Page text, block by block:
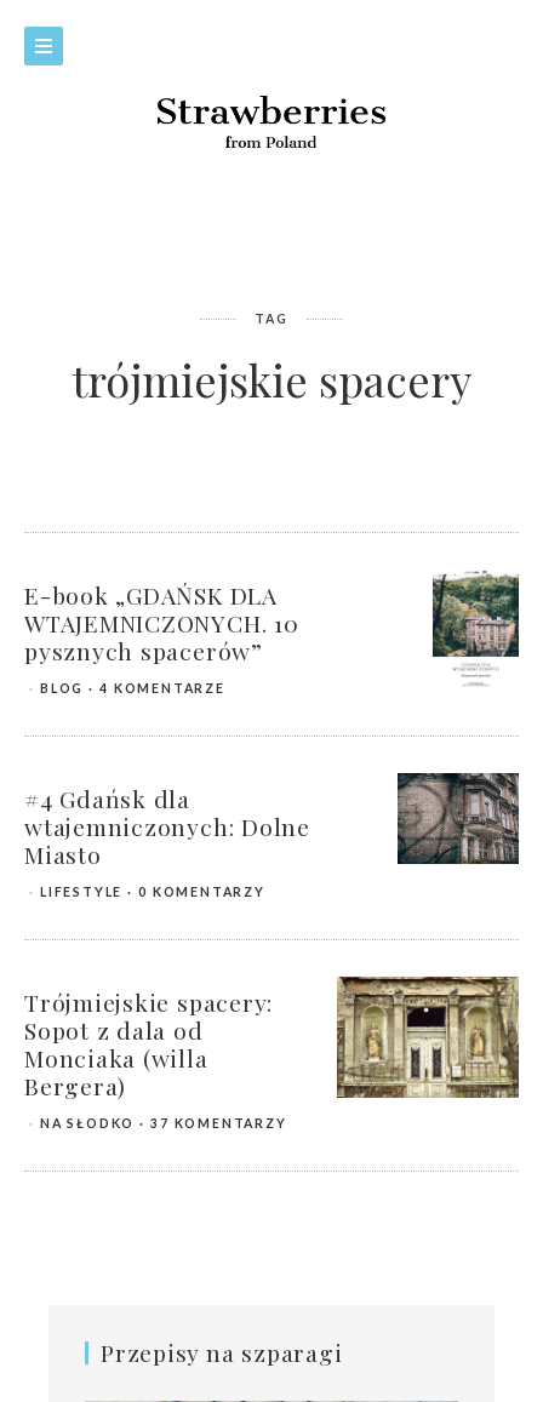
TAG
trójmiejskie spacery
E-book „GDAŃSK DLA
WTAJEMNICZONYCH. 10
pysznych spacerów”
BLOG 4 KOMENTARZE
#4 Gdańsk dla
wtajemniczonych: Dolne
Miasto
LIFESTYLE 0 KOMENTARZY
Trójmiejskie spacery:
Sopot z dala od
Monciaka (willa
Bergera)
NA SŁODKO 37 KOMENTARZY
Przepisy na szparagi